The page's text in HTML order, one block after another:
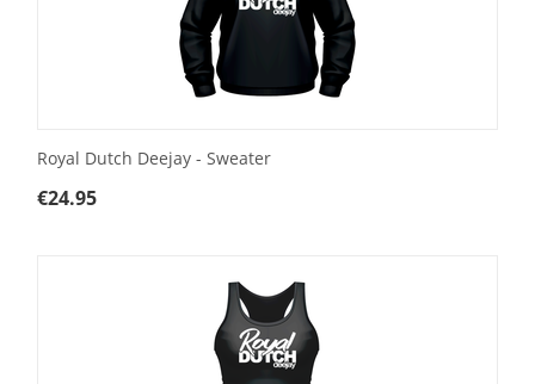
Royal Dutch Deejay - Sweater
€24.95